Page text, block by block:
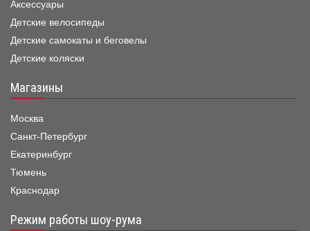
Аксессуары
Детские велосипеды
Детские самокаты и беговелы
Детские коляски
Магазины
Москва
Санкт-Петербург
Екатеринбург
Тюмень
Краснодар
Режим работы шоу-рума